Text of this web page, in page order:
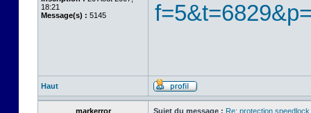
18:21
Message(s) : 5145
Haut
markerror Sujet du message : Re: protection